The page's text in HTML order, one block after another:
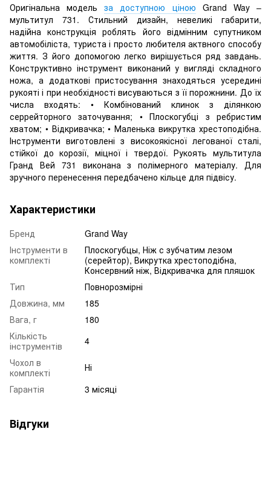
Оригінальна модельза доступною ціною Grand Way –
мультитул 731. Стильний дизайн, невеликі габарити,
надійна конструкція роблять його відмінним супутником
автомобіліста, туриста і просто любителя актвного способу
життя. З його допомогою легко вирішується ряд завдань.
Конструктивно інструмент виконаний у вигляді складного
ножа, а додаткові пристосування знаходяться усередині
рукояті і при необхідності висуваються з її порожнини. До їх
числа входять: • Комбінований клинок з ділянкою
серрейторного заточування; • Плоскогубці з ребристим
хватом; • Відкривачка; • Маленька викрутка хрестоподібна.
Інструменти виготовлені з високоякісної легованої сталі,
стійкої до корозії, міцної і твердої. Рукоять мультитула
Гранд Вей 731 виконана з полімерного матеріалу. Для
зручного перенесення передбачено кільце для підвісу.
Характеристики
Бренд
Grand Way
Інструменти в
комплекті
Плоскогубцы, Ніж с зубчатим лезом
(серейтор), Викрутка хрестоподібна,
Консервний ніж, Відкривачка для пляшок
Тип
Повнорозмірні
Довжина, мм
185
Вага, г
180
Кількість
інструментів
4
Чохол в
комплекті
Ні
Гарантія
3 місяці
Відгуки